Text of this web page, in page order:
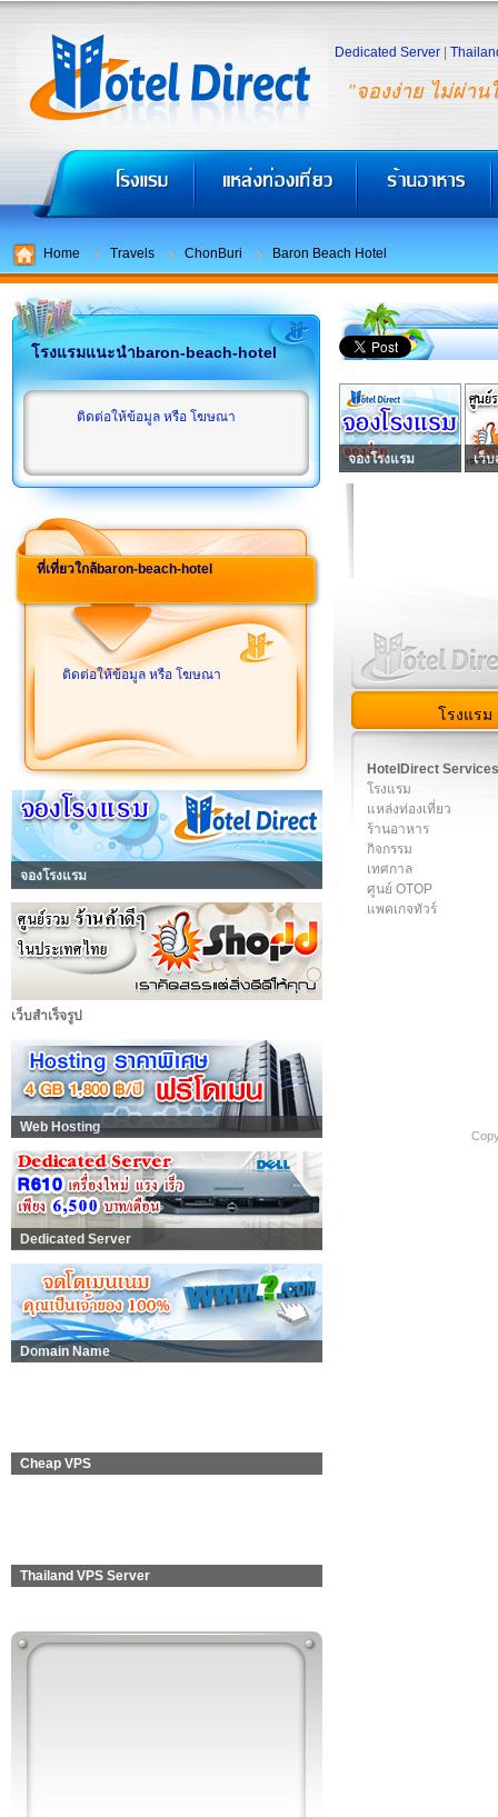
"จองง่าย ไม่ผ่าน
Dedicated Server
Home Travels ChonBuri Baron Beach Hotel
โรงแรมแนะนำbaron-beach-hotel
ติดต่อให้ข้อมูล หรือ โฆษณา
ที่เที่ยวใกล้baron-beach-hotel
ติดต่อให้ข้อมูล หรือ โฆษณา
จองโรงแรม
เว็บสำเร็จรูป
Web Hosting
Dedicated Server
Domain Name
Cheap VPS
Thailand VPS Server
จองโรงแรม เว็บ
โรงแรม
HotelDirect Services
โรงแรม
แหล่งท่องเที่ยว
ร้านอาหาร
กิจกรรม
เทศกาล
ศูนย์ OTOP
แพคเกจทัวร์